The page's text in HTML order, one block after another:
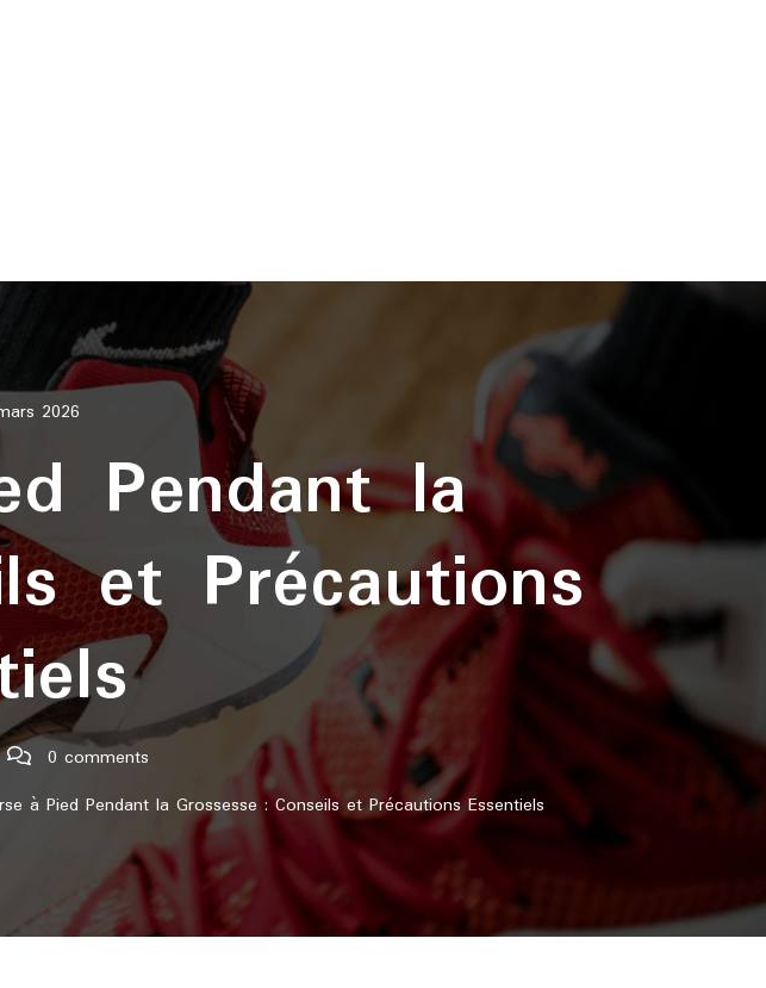
2026
Pendant la
et Précautions
0 comments
à Pied Pendant la Grossesse : Conseils et Précautions Essentiels